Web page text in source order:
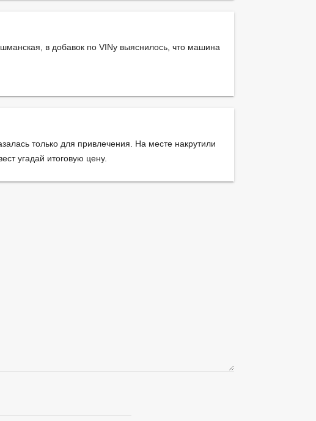
в добавок по VINу выяснилось, что машина
только для привлечения. На месте накрутили
угадай итоговую цену.